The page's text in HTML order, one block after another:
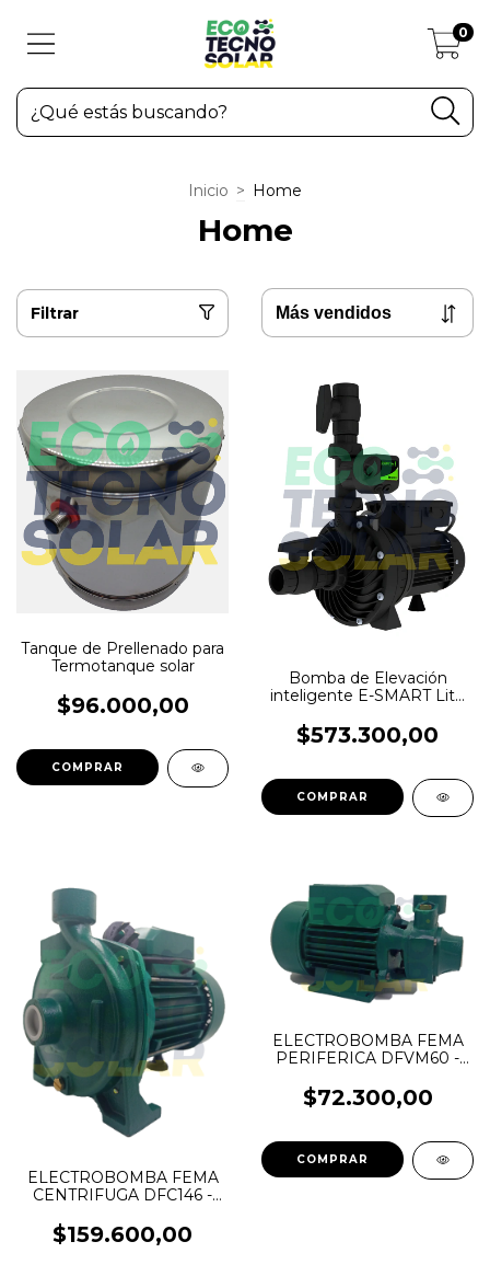
0
Inicio > Home
Home
Filtrar
Tanque de Prellenado para
Termotanque solar
$96.000,00
Bomba de Elevación
inteligente E-SMART Lite
$573.300,00
ELECTROBOMBA FEMA
CENTRIFUGA DFC146 -
$159.600,00
ELECTROBOMBA FEMA
PERIFERICA DFVM60 -
$72.300,00